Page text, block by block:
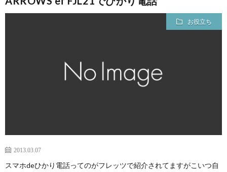
お役立ち
2013.03.07
スマホdeひかり電話ってのがフレッツで紹介されてますがこいつ自